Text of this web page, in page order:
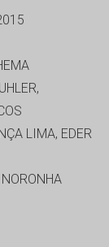
LIMA, EDER